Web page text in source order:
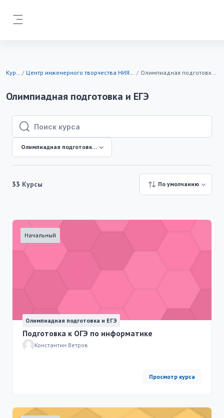
Курсы Центр инженерного творчества НИЯУ МИФИ Олимпиадная подготовка и ЕГЭ
Олимпиадная подготовка и ЕГЭ
Поиск курса
Поиск курса
Олимпиадная подготовка и ЕГЭ
33 Курсы По умолчанию
Начальный
Олимпиадная подготовка и ЕГЭ
Подготовка к ОГЭ по информатике
Константин Ветров
Просмотр курса